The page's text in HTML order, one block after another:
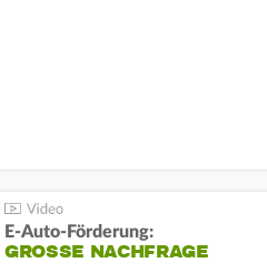
E-Auto-Förderung:
GROSSE NACHFRAGE